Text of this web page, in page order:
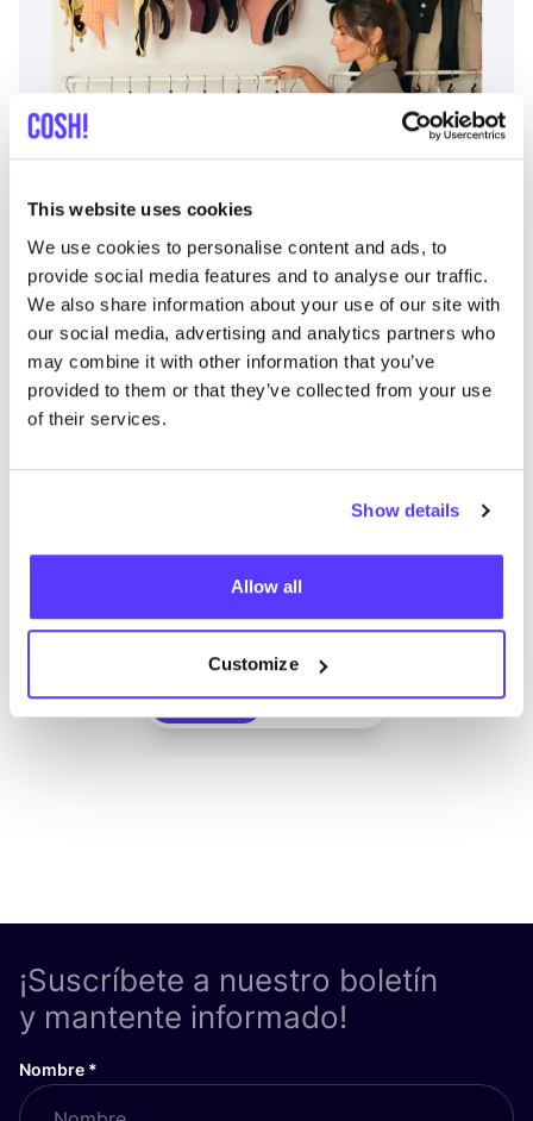
This website uses cookies
We use cookies to personalise content and ads, to
provide social media features and to analyse our traffic.
We also share information about your use of our site with
our social media, advertising and analytics partners who
may combine it with other information that you’ve
provided to them or that they’ve collected from your use
of their services.
Show details
Allow all
Customize
Fashion Space
Avenida Francisco Andrade Fumero 1, Arona
Ropa
List Map
¡Suscríbete a nuestro boletín
y mantente informado!
Nombre *